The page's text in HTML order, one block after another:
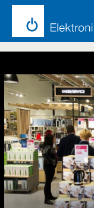
Emne:
statistikk